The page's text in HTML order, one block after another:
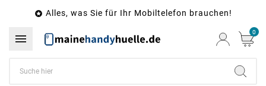
 Alles, was Sie für Ihr Mobiltelefon brauchen!
 0